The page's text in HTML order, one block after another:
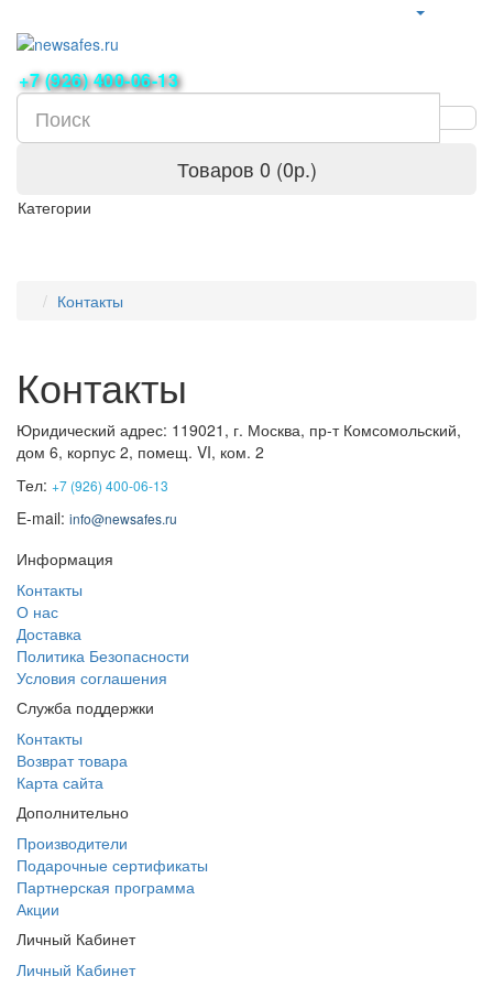
+7 (926) 400-06-13
Товаров 0 (0р.)
Категории
Контакты
Контакты
Юридический адрес: 119021, г. Москва, пр-т Комсомольский,
дом 6, корпус 2, помещ. VI, ком. 2
Тел: +7 (926) 400-06-13
E-mail: info@newsafes.ru
Информация
Контакты
О нас
Доставка
Политика Безопасности
Условия соглашения
Служба поддержки
Контакты
Возврат товара
Карта сайта
Дополнительно
Производители
Подарочные сертификаты
Партнерская программа
Акции
Личный Кабинет
Личный Кабинет